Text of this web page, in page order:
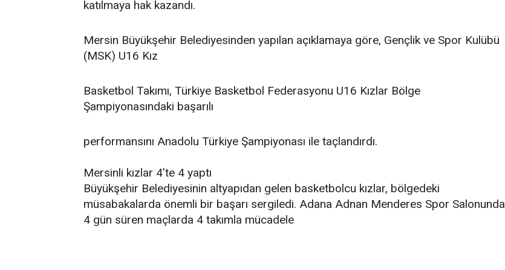
katılmaya hak kazandı.
Mersin Büyükşehir Belediyesinden yapılan açıklamaya göre, Gençlik ve Spor Kulübü
(MSK) U16 Kız
Basketbol Takımı, Türkiye Basketbol Federasyonu U16 Kızlar Bölge
Şampiyonasındaki başarılı
performansını Anadolu Türkiye Şampiyonası ile taçlandırdı.
Mersinli kızlar 4’te 4 yaptı
Büyükşehir Belediyesinin altyapıdan gelen basketbolcu kızlar, bölgedeki
müsabakalarda önemli bir başarı sergiledi. Adana Adnan Menderes Spor Salonunda
4 gün süren maçlarda 4 takımla mücadele